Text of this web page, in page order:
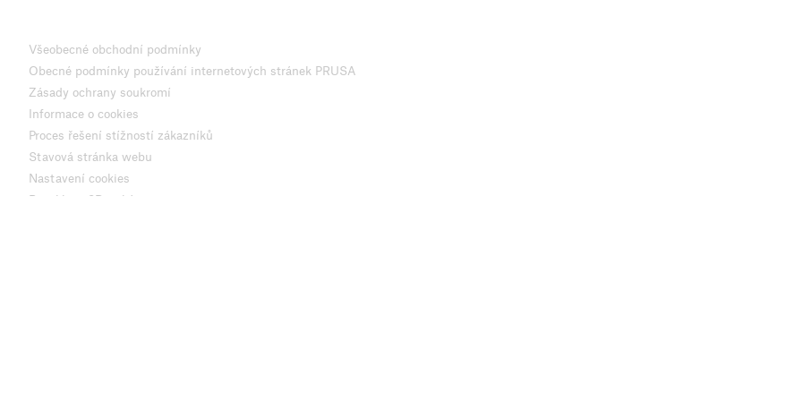
Všeobecné obchodní podmínky
Obecné podmínky používání internetových stránek PRUSA
Zásady ochrany soukromí
Informace o cookies
Proces řešení stížností zákazníků
Stavová stránka webu
Nastavení cookies
Recyklace 3D tiskárny